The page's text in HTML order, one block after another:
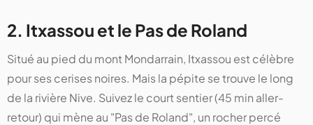
2. Itxassou et le Pas de Roland
Situé au pied du mont Mondarrain, Itxassou est célèbre
pour ses cerises noires. Mais la pépite se trouve le long
de la rivière Nive. Suivez le court sentier (45 min aller-
retour) qui mène au "Pas de Roland", un rocher percé